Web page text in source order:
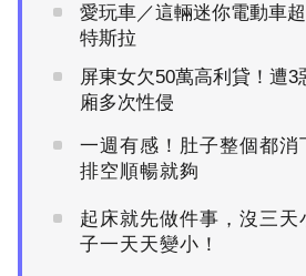
愛玩車／這輛迷你電動車
特斯拉
屏東女欠50萬高利貸！遭
廂多次性侵
一週有感！肚子整個都消
排空順暢就夠
起床就先做件事，沒三
子一天天變小！